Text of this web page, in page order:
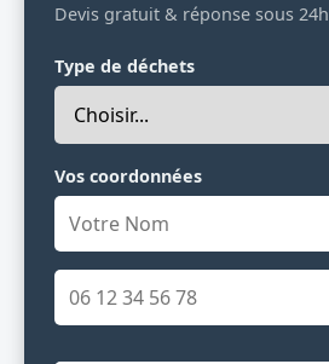
Devis gratuit & réponse sous 24h
Type de déchets
Vos coordonnées